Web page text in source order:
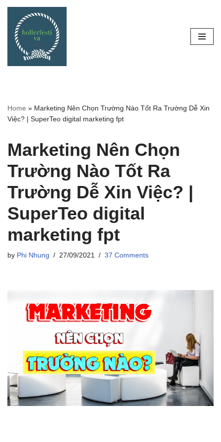
Skip
content
Home » Marketing Nên Chọn Trường Nào Tốt Ra Trường Dễ Xin
Việc? | SuperTeo digital marketing fpt
Marketing Nên Chọn
Trường Nào Tốt Ra
Trường Dễ Xin Việc? |
SuperTeo digital
marketing fpt
by Phi Nhung 27/09/2021 37 Comments